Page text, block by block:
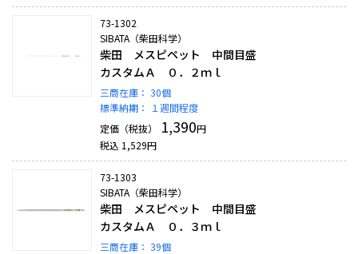
73-1302
SIBATA（柴田科学）
柴田 メスピペット 中間目盛
カスタムＡ ０．２ｍｌ
三商在庫： 30個
標準納期：
１週間程度
定価（税抜）
1,390円
税込 1,529円
73-1303
SIBATA（柴田科学）
柴田 メスピペット 中間目盛
カスタムＡ ０．３ｍｌ
三商在庫： 39個